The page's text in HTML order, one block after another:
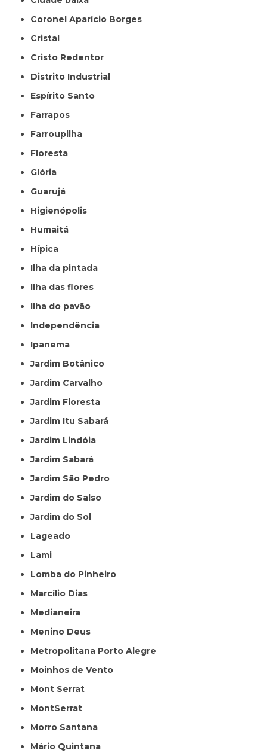
Coronel Aparício Borges
Cristal
Cristo Redentor
Distrito Industrial
Espírito Santo
Farrapos
Farroupilha
Floresta
Glória
Guarujá
Higienópolis
Humaitá
Hípica
Ilha da pintada
Ilha das flores
Ilha do pavão
Independência
Ipanema
Jardim Botânico
Jardim Carvalho
Jardim Floresta
Jardim Itu Sabará
Jardim Lindóia
Jardim Sabará
Jardim São Pedro
Jardim do Salso
Jardim do Sol
Lageado
Lami
Lomba do Pinheiro
Marcílio Dias
Medianeira
Menino Deus
Metropolitana Porto Alegre
Moinhos de Vento
Mont Serrat
MontSerrat
Morro Santana
Mário Quintana